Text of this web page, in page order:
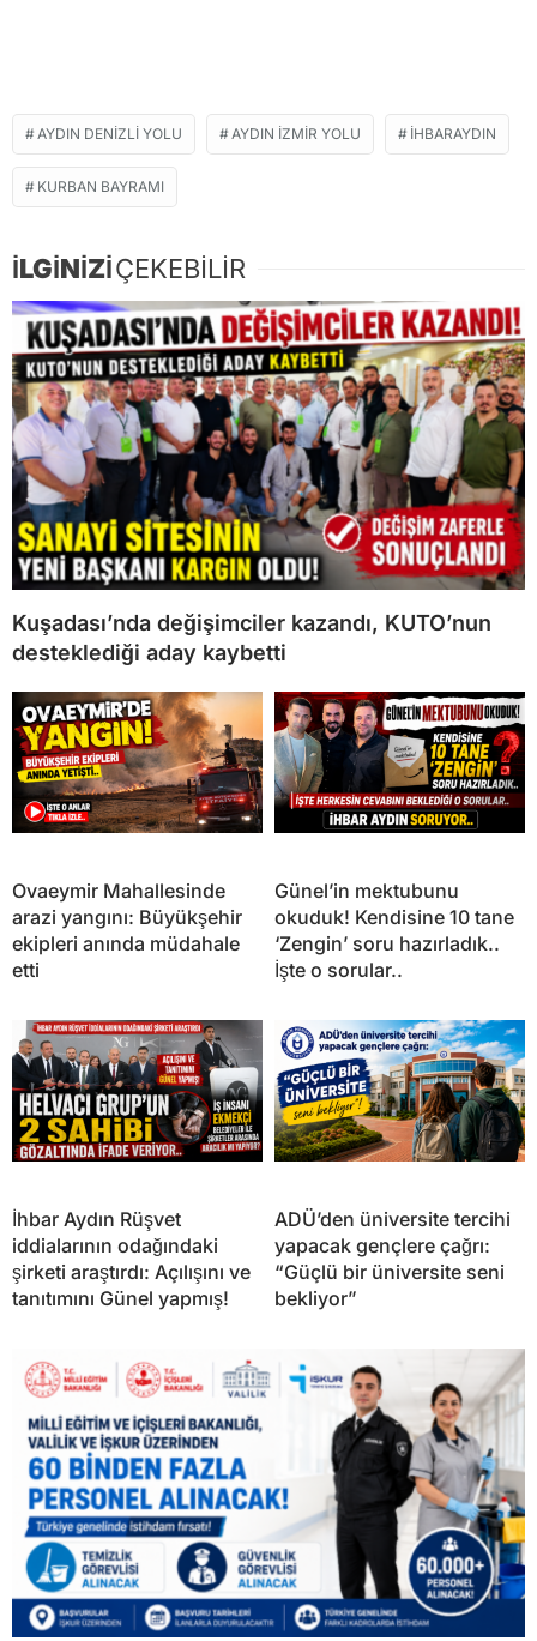
AYDIN DENİZLİ YOLU AYDIN IZMIR YOLU İHBARAYDIN
KURBAN BAYRAMI
İLGİNİZİÇEKEBİLİR
Kuşadası’nda değişimciler kazandı, KUTO’nun
desteklediği aday kaybetti
Ovaeymir Mahallesinde
arazi yangını: Büyükşehir
ekipleri anında müdahale
etti
Günel’in mektubunu
okuduk! Kendisine 10 tane
‘Zengin’ soru hazırladık..
İşte o sorular..
İhbar Aydın Rüşvet
iddialarının odağındaki
şirketi araştırdı: Açılışını ve
tanıtımını Günel yapmış!
ADÜ’den üniversite tercihi
yapacak gençlere çağrı:
“Güçlü bir üniversite seni
bekliyor”